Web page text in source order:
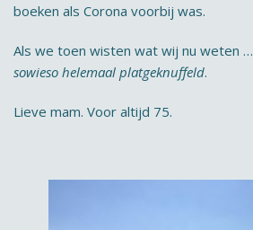
boeken als Corona voorbij was.
Als we toen wisten wat wij nu weten …
sowieso helemaal platgeknuffeld.
Lieve mam. Voor altijd 75.